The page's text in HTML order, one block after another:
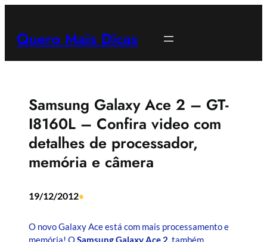
conteúdo
Quero Mais Dicas
Samsung Galaxy Ace 2 – GT-
I8160L – Confira video com
detalhes de processador,
memória e câmera
19/12/2012•
O novo Galaxy Ace está com mais processamento e
memória! OSamsung Galaxy Ace 2, também